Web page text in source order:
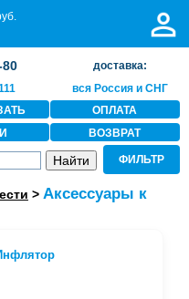
80
доставка:
вся Россия и СНГ
ОПЛАТА
ВОЗВРАТ
ФИЛЬТР
> Аксессуары к